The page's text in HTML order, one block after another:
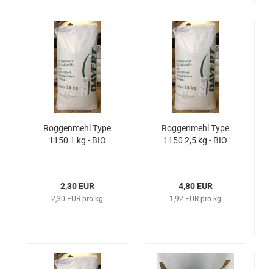
Roggenmehl Type
1150 1 kg - BIO
2,30 EUR
2,30 EUR pro kg
Roggenmehl Type
1150 2,5 kg - BIO
4,80 EUR
1,92 EUR pro kg